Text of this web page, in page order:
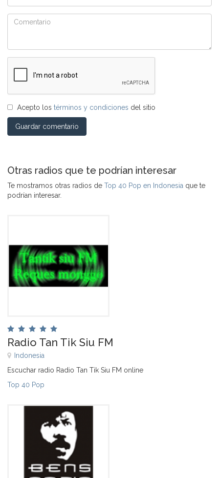
Acepto los términos y condiciones del sitio
Guardar comentario
Otras radios que te podrían interesar
Te mostramos otras radios de Top 40 Pop en Indonesia que te
podrían interesar.
Radio Tan Tik Siu FM
Indonesia
Escuchar radio Radio Tan Tik Siu FM online
Top 40 Pop